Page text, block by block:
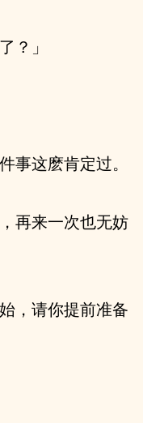
？」
事这麽肯定过。
再来一次也无妨
，请你提前准备